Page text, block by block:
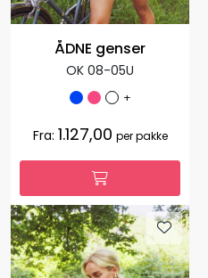
ÅDNE genser
OK 08-05U
+
Fra: 1.127,00 per pakke